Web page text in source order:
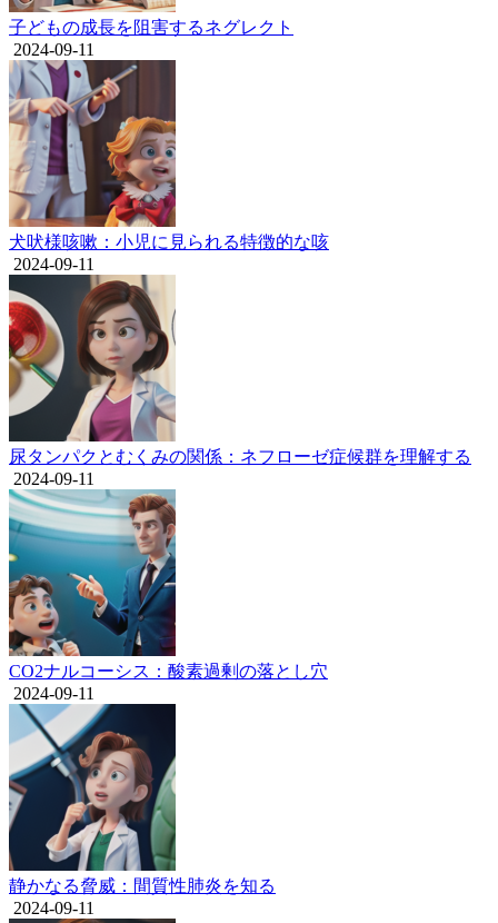
子どもの成長を阻害するネグレクト
2024-09-11
犬吠様咳嗽：小児に見られる特徴的な咳
2024-09-11
尿タンパクとむくみの関係：ネフローゼ症候群を理解する
2024-09-11
CO2ナルコーシス：酸素過剰の落とし穴
2024-09-11
静かなる脅威：間質性肺炎を知る
2024-09-11